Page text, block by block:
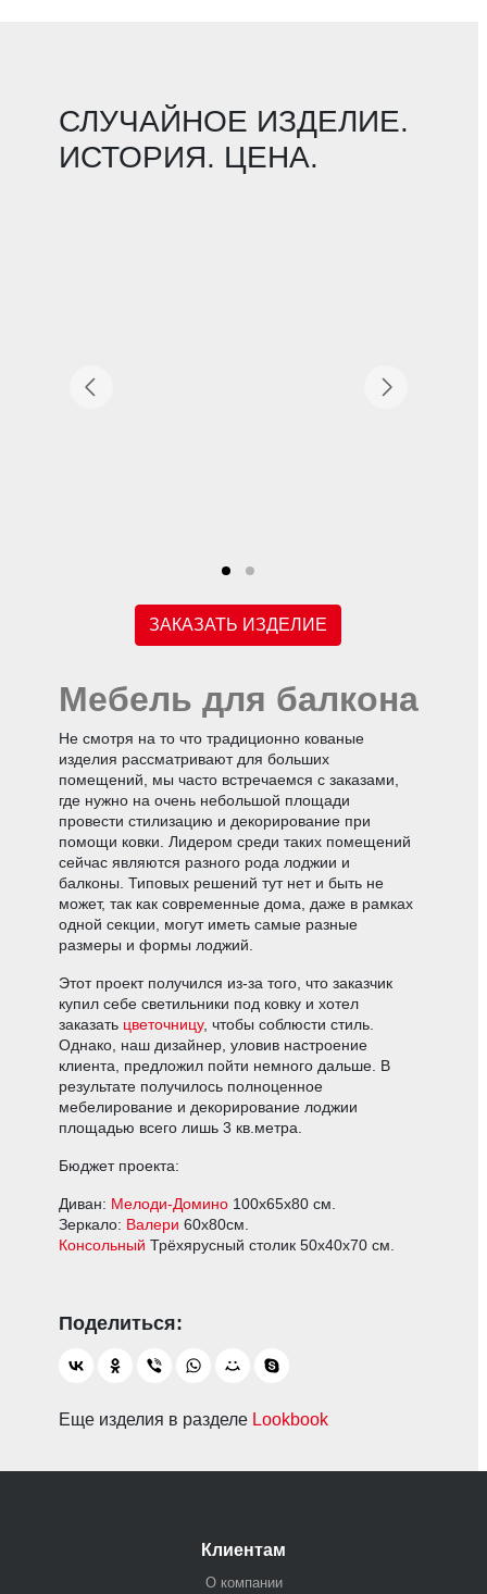
СЛУЧАЙНОЕ ИЗДЕЛИЕ.
ИСТОРИЯ. ЦЕНА.
ЗАКАЗАТЬ ИЗДЕЛИЕ
Мебель для балкона
Не смотря на то что традиционно кованые
изделия рассматривают для больших
помещений, мы часто встречаемся с заказами,
где нужно на очень небольшой площади
провести стилизацию и декорирование при
помощи ковки. Лидером среди таких помещений
сейчас являются разного рода лоджии и
балконы. Типовых решений тут нет и быть не
может, так как современные дома, даже в рамках
одной секции, могут иметь самые разные
размеры и формы лоджий.
Этот проект получился из-за того, что заказчик
купил себе светильники под ковку и хотел
заказать цветочницу, чтобы соблюсти стиль.
Однако, наш дизайнер, уловив настроение
клиента, предложил пойти немного дальше. В
результате получилось полноценное
мебелирование и декорирование лоджии
площадью всего лишь 3 кв.метра.
Бюджет проекта:
Диван: Мелоди-Домино100х65х80 см.
Зеркало: Валери 60х80см.
Консольный Трёхярусный столик 50х40х70 см.
Еще изделия в разделе Lookbook
Клиентам
О компании